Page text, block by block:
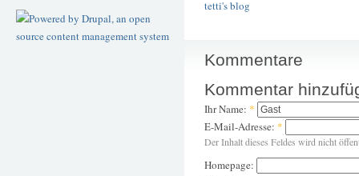
tetti's blog
Kommentare
Kommentar
Ihr Name: *
E-Mail-Adresse: *
Der Inhalt dieses Feldes wird nicht
Homepage: